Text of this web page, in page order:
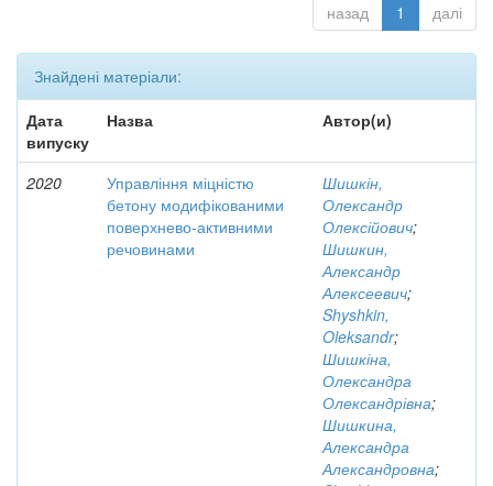
назад 1 далі
Знайдені матеріали:
Дата
випуску
Назва Автор(и)
2020
Управління міцністю
бетону модифікованими
поверхнево-активними
речовинами
Шишкін,
Олександр
Олексійович;
Шишкин,
Александр
Алексеевич;
Shyshkin,
Oleksandr;
Шишкіна,
Олександра
Олександрівна;
Шишкина,
Александра
Александровна;